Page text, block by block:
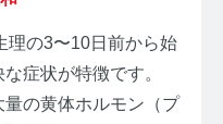
理の3〜10日前から始
症状が特徴です。
の黄体ホルモン（プ